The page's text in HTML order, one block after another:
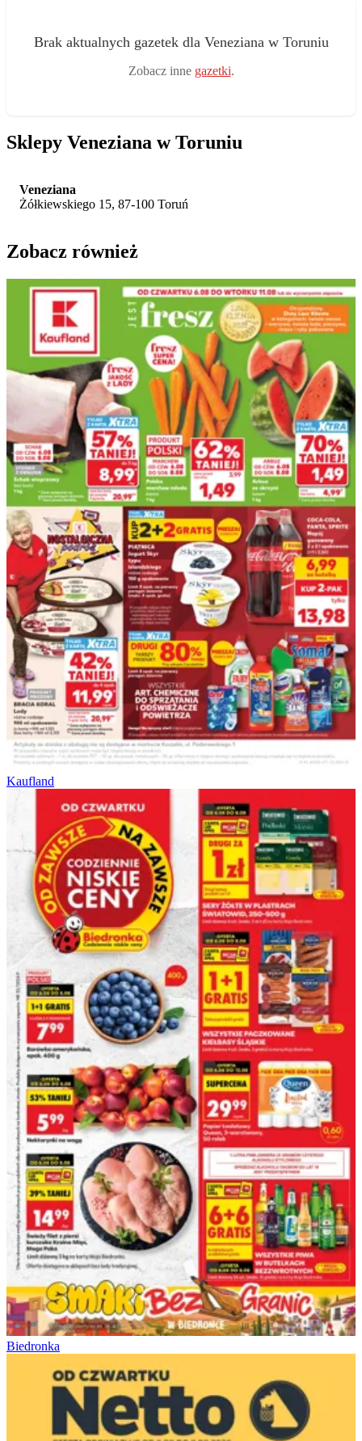
Brak aktualnych gazetek dla Veneziana w Toruniu
Zobacz inne gazetki.
Sklepy Veneziana w Toruniu
Veneziana
Żółkiewskiego 15, 87-100 Toruń
Zobacz również
Kaufland
Biedronka